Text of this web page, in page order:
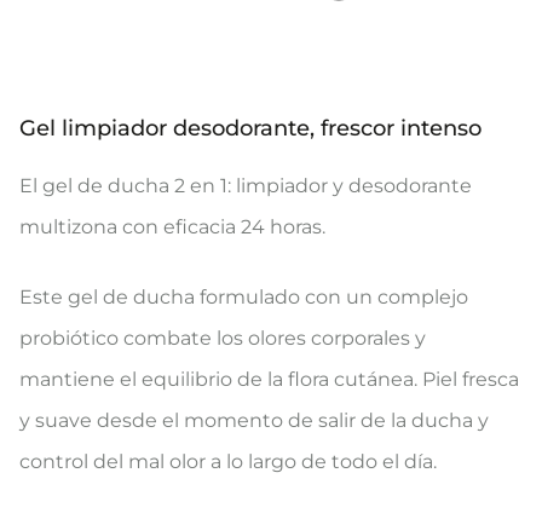
Gel limpiador desodorante, frescor intenso
El gel de ducha 2 en 1: limpiador y desodorante
multizona con eficacia 24 horas.
Este gel de ducha formulado con un complejo
probiótico combate los olores corporales y
mantiene el equilibrio de la flora cutánea. Piel fresca
y suave desde el momento de salir de la ducha y
control del mal olor a lo largo de todo el día.